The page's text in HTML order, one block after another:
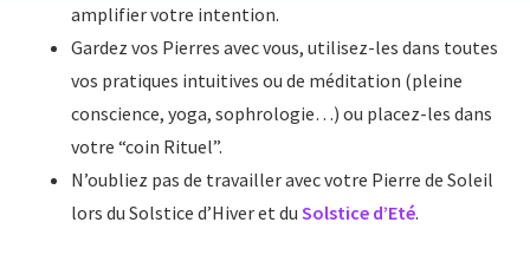
amplifier votre intention.
Gardez vos Pierres avec vous, utilisez-les dans toutes
vos pratiques intuitives ou de méditation (pleine
conscience, yoga, sophrologie…) ou placez-les dans
votre “coin Rituel”.
N’oubliez pas de travailler avec votre Pierre de Soleil
lors du Solstice d’Hiver et du Solstice d’Eté.